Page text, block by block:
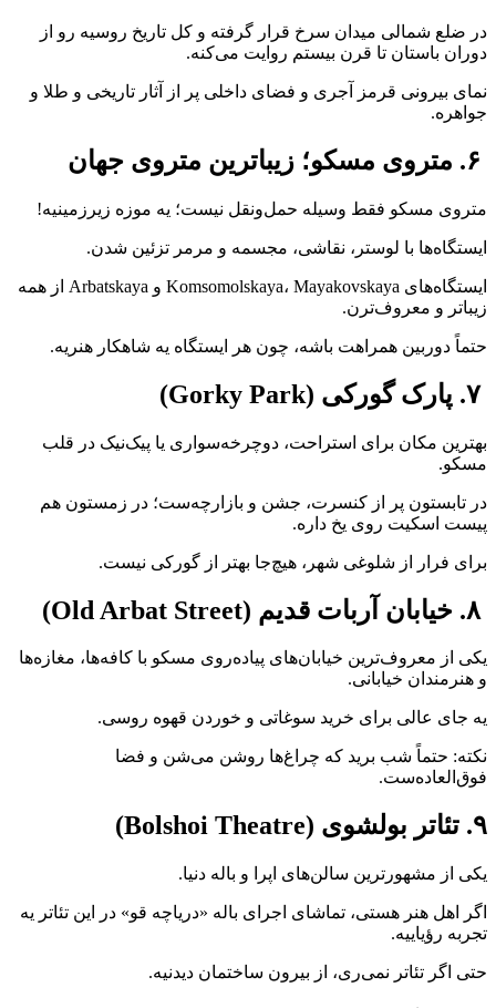
در ضلع شمالی میدان سرخ قرار گرفته و کل تاریخ روسیه رو از
دوران باستان تا قرن بیستم روایت می‌کنه.
نمای بیرونی قرمز آجری و فضای داخلی پر از آثار تاریخی و طلا و
جواهره.
متروی مسکو فقط وسیله حمل‌ونقل نیست؛ یه موزه زیرزمینیه!
ایستگاه‌ها با لوستر، نقاشی، مجسمه و مرمر تزئین شدن.
ایستگاه‌های Komsomolskaya، Mayakovskaya و Arbatskaya از همه
زیباتر و معروف‌ترن.
حتماً دوربین همراهت باشه، چون هر ایستگاه یه شاهکار هنریه.
۷. پارک گورکی (Gorky Park)
بهترین مکان برای استراحت، دوچرخه‌سواری یا پیک‌نیک در قلب
مسکو.
در تابستون پر از کنسرت، جشن و بازارچه‌ست؛ در زمستون هم
پیست اسکیت روی یخ داره.
برای فرار از شلوغی شهر، هیچ‌جا بهتر از گورکی نیست.
یکی از معروف‌ترین خیابان‌های پیاده‌روی مسکو با کافه‌ها، مغازه‌ها
و هنرمندان خیابانی.
یه جای عالی برای خرید سوغاتی و خوردن قهوه روسی.
نکته: حتماً شب برید که چراغ‌ها روشن می‌شن و فضا
فوق‌العاده‌ست.
۹. تئاتر بولشوی (Bolshoi Theatre)
یکی از مشهورترین سالن‌های اپرا و باله دنیا.
اگر اهل هنر هستی، تماشای اجرای باله «دریاچه قو» در این تئاتر یه
تجربه رؤیاییه.
حتی اگر تئاتر نمی‌ری، از بیرون ساختمان دیدنیه.